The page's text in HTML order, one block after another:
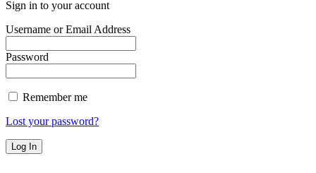
Sign in to your account
Username or Email Address
Password
Remember me
Lost your password?